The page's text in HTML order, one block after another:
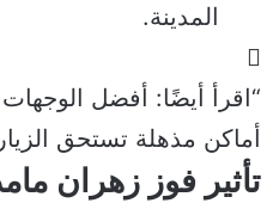
المدينة.
“اقرأ أيضًا:
أماكن مذهلة تستحق
تأثير فوز زهران